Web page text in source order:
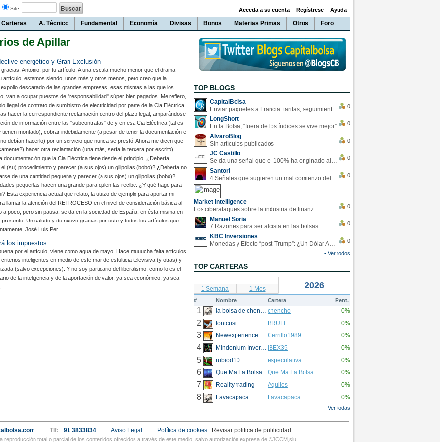
Site
Carteras A. Técnico Fundamental Economía Divisas Bonos Materias Primas Otros Foro
Acceda a su cuenta Regístrese Ayuda
de Apillar
energético y Gran Exclusión
gracias, Antonio, por tu artículo. A una escala mucho menor que el drama
artículo, estamos siendo, unos más y otros menos, pero creo que la
descarado de las grandes empresas, esas mismas a las que los
van a ocupar puestos de "responsabilidad" súper bien pagados. Me refiero,
ilegal de contrato de suministro de electricidad por parte de la Cia Eléctrica
hacer la correspondiente reclamación dentro del plazo legal, amparándose
de información entre las "subcontratas" de y en esa Cia Eléctrica (tal es
tienen montado), cobrar indebidamente (a pesar de tener la documentación e
debían hacerlo) por un servicio que nunca se prestó. Ahora me dicen que
hacer otra reclamación (una más, sería la tercera por escrito)
documentación que la Cia Eléctrica tiene desde el principio. ¿Debería
el (su) procedimiento y parecer (a sus ojos) un gilipollas (bobo)? ¿Debería no
de una cantidad pequeña y parecer (a sus ojos) un gilipollas (bobo)?.
pequeñas hacen una grande para quien las recibe. ¿Y qué hago para
Esta experiencia actual que relato, la utilizo de ejemplo para aportar mi
llamar la atención del RETROCESO en el nivel de consideración básica al
a poco, pero sin pausa, se da en la sociedad de España, en ésta misma en
presente. Un saludo y de nuevo gracias por este y todos los artículos que
José Luis Per.
los impuestos
por el artículo, viene como agua de mayo. Hace muuucha falta artículos
inteligentes en medio de este mar de estulticia televisiva (y otras) y
(salvo excepciones). Y no soy partidario del liberalismo, como lo es el
de la inteligencia y de la aportación de valor, ya sea económico, ya sea
TOP BLOGS
CapitalBolsa
Enviar paquetes a Francia: tarifas, seguimiento y ventajas destacadas
0
LongShort
En la Bolsa, “fuera de los índices se vive mejor”
0
AlvaroBlog
Sin artículos publicados
0
JC Castillo
Se da una señal que el 100% ha originado alzas en las bolsas
0
Santori
4 Señales que sugieren un mal comienzo del 3T de la economía EEUU
0
Market Intelligence
Los ciberataques sobre la industria de finanzas se han duplicado este año
0
Manuel Soria
7 Razones para ser alcista en las bolsas
0
KBC Inversiones
Monedas y Efecto “post-Trump”: ¿Un Dólar Americano operando en rangos?
0
• Ver todos
TOP CARTERAS
1 Semana 1 Mes 2026
# Nombre Cartera Rent.
1 la bolsa de chencho chencho 0%
2 fontcusi BRUFI 0%
3 Newexperience Cerrillo1989 0%
4 Mindonium Inversions IBEX35 0%
5 rubiod10 especulativa 0%
6 Que Ma La Bolsa Que Ma La Bolsa 0%
7 Reality trading Aquiles 0%
8 Lavacapaca Lavacapaca 0%
Ver todas
Tlf: 91 3833834 Aviso Legal Revisar politica de publicidad
Política de cookies
reproducción total o parcial de los contenidos ofrecidos a través de este medio, salvo autorización expresa de ©JCCM,slu